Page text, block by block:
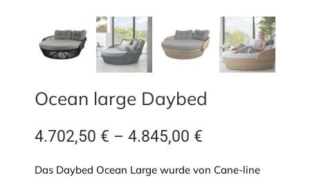
Ocean large Daybed
4.702,50 € – 4.845,00 €
Das Daybed Ocean Large wurde von Cane-line